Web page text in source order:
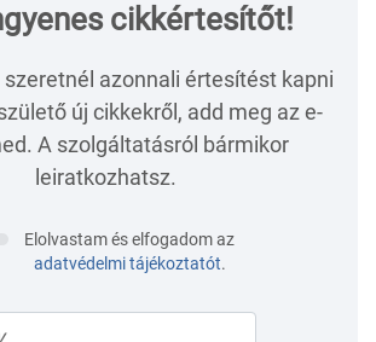
cikkértesítőt!
azonnali értesítést kapni
új cikkekről, add meg az e-
A szolgáltatásról bármikor
leiratkozhatsz.
Elolvastam és elfogadom az
adatvédelmi tájékoztatót.